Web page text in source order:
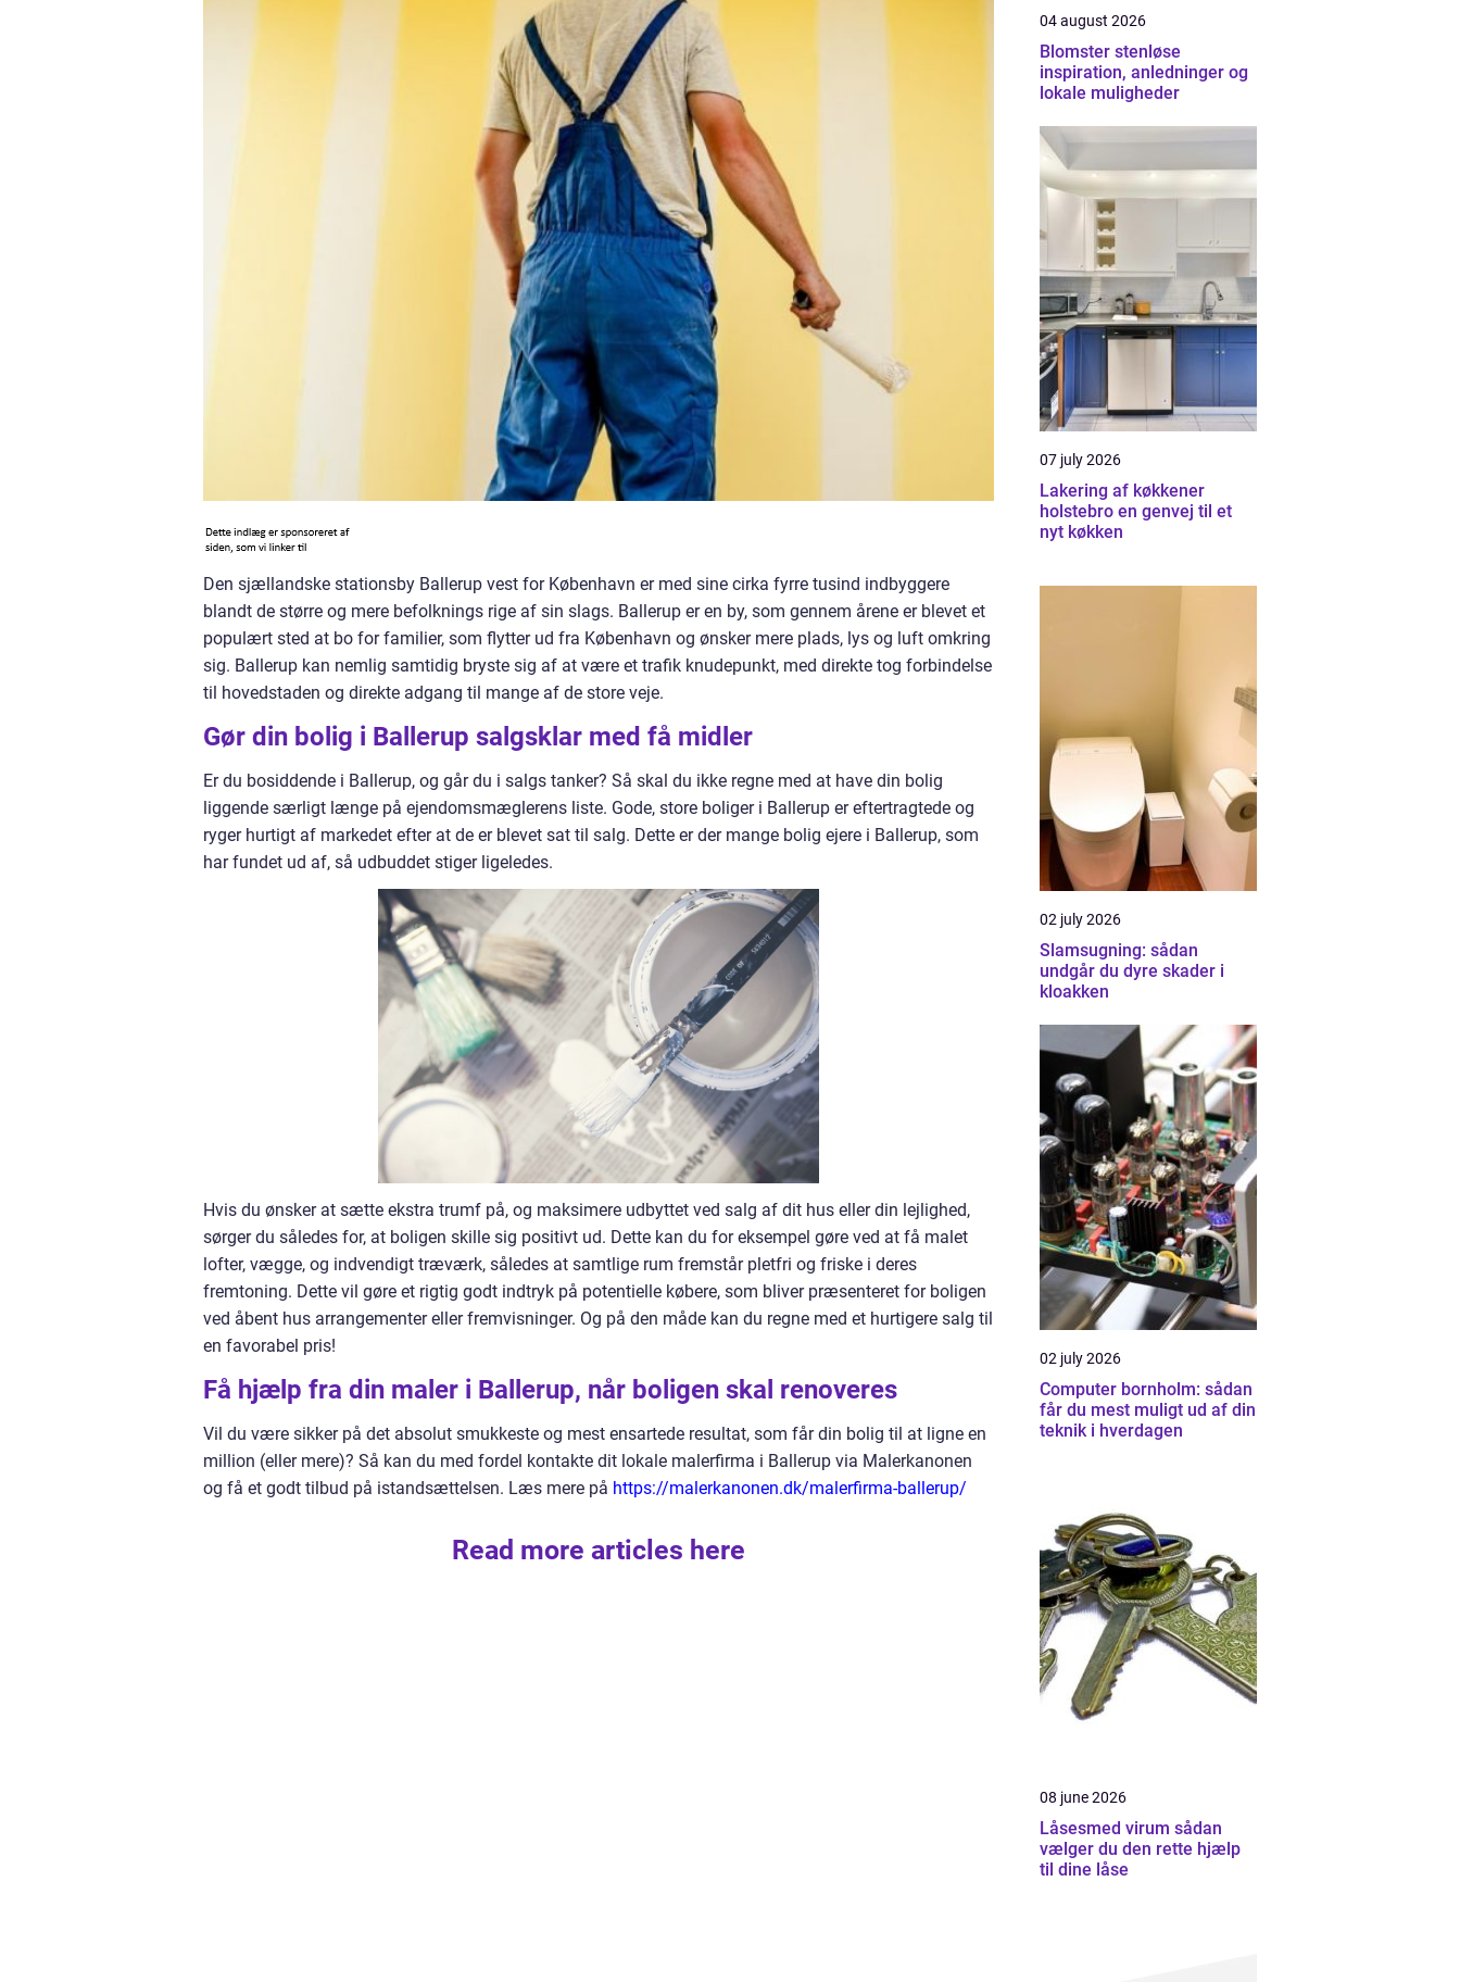
Den sjællandske stationsby Ballerup vest for København er med sine cirka fyrre tusind indbyggere
blandt de større og mere befolknings rige af sin slags. Ballerup er en by, som gennem årene er blevet et
populært sted at bo for familier, som flytter ud fra København og ønsker mere plads, lys og luft omkring
sig. Ballerup kan nemlig samtidig bryste sig af at være et trafik knudepunkt, med direkte tog forbindelse
til hovedstaden og direkte adgang til mange af de store veje.
Gør din bolig i Ballerup salgsklar med få midler
Er du bosiddende i Ballerup, og går du i salgs tanker? Så skal du ikke regne med at have din bolig
liggende særligt længe på ejendomsmæglerens liste. Gode, store boliger i Ballerup er eftertragtede og
ryger hurtigt af markedet efter at de er blevet sat til salg. Dette er der mange bolig ejere i Ballerup, som
har fundet ud af, så udbuddet stiger ligeledes.
Hvis du ønsker at sætte ekstra trumf på, og maksimere udbyttet ved salg af dit hus eller din lejlighed,
sørger du således for, at boligen skille sig positivt ud. Dette kan du for eksempel gøre ved at få malet
lofter, vægge, og indvendigt træværk, således at samtlige rum fremstår pletfri og friske i deres
fremtoning. Dette vil gøre et rigtig godt indtryk på potentielle købere, som bliver præsenteret for boligen
ved åbent hus arrangementer eller fremvisninger. Og på den måde kan du regne med et hurtigere salg til
en favorabel pris!
Få hjælp fra din maler i Ballerup, når boligen skal renoveres
Vil du være sikker på det absolut smukkeste og mest ensartede resultat, som får din bolig til at ligne en
million (eller mere)? Så kan du med fordel kontakte dit lokale malerfirma i Ballerup via Malerkanonen
og få et godt tilbud på istandsættelsen. Læs mere på https://malerkanonen.dk/malerfirma-ballerup/
Read more articles here
04 august 2026
Blomster stenløse
inspiration, anledninger og
lokale muligheder
07 july 2026
Lakering af køkkener
holstebro en genvej til et
nyt køkken
02 july 2026
Slamsugning: sådan
undgår du dyre skader i
kloakken
02 july 2026
Computer bornholm: sådan
får du mest muligt ud af din
teknik i hverdagen
08 june 2026
Låsesmed virum sådan
vælger du den rette hjælp
til dine låse